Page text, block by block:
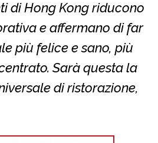
di Hong Kong riducono
e affermano di far
più felice e sano, più
Sarà questa la
di ristorazione,